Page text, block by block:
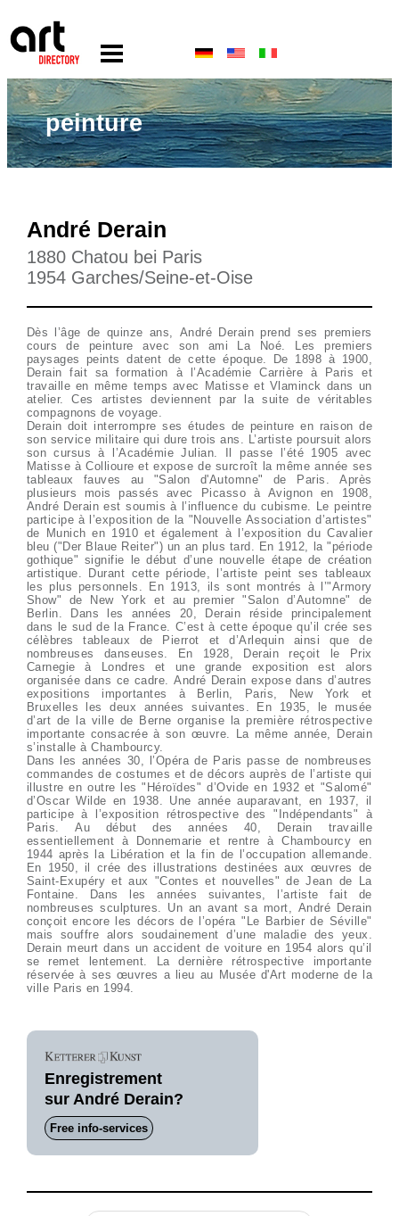
peinture
André Derain
1880 Chatou bei Paris
1954 Garches/Seine-et-Oise
Dès l’âge de quinze ans, André Derain prend ses premiers
cours de peinture avec son ami La Noé. Les premiers
paysages peints datent de cette époque. De 1898 à 1900,
Derain fait sa formation à l’Académie Carrière à Paris et
travaille en même temps avec Matisse et Vlaminck dans un
atelier. Ces artistes deviennent par la suite de véritables
compagnons de voyage.
Derain doit interrompre ses études de peinture en raison de
son service militaire qui dure trois ans. L’artiste poursuit alors
son cursus à l’Académie Julian. Il passe l’été 1905 avec
Matisse à Collioure et expose de surcroît la même année ses
tableaux fauves au "Salon d'Automne" de Paris. Après
plusieurs mois passés avec Picasso à Avignon en 1908,
André Derain est soumis à l’influence du cubisme. Le peintre
participe à l’exposition de la "Nouvelle Association d’artistes"
de Munich en 1910 et également à l’exposition du Cavalier
bleu ("Der Blaue Reiter") un an plus tard. En 1912, la "période
gothique" signifie le début d’une nouvelle étape de création
artistique. Durant cette période, l’artiste peint ses tableaux
les plus personnels. En 1913, ils sont montrés à l’"Armory
Show" de New York et au premier "Salon d’Automne" de
Berlin. Dans les années 20, Derain réside principalement
dans le sud de la France. C’est à cette époque qu’il crée ses
célèbres tableaux de Pierrot et d’Arlequin ainsi que de
nombreuses danseuses. En 1928, Derain reçoit le Prix
Carnegie à Londres et une grande exposition est alors
organisée dans ce cadre. André Derain expose dans d’autres
expositions importantes à Berlin, Paris, New York et
Bruxelles les deux années suivantes. En 1935, le musée
d’art de la ville de Berne organise la première rétrospective
importante consacrée à son œuvre. La même année, Derain
s’installe à Chambourcy.
Dans les années 30, l’Opéra de Paris passe de nombreuses
commandes de costumes et de décors auprès de l’artiste qui
illustre en outre les "Héroïdes" d’Ovide en 1932 et "Salomé"
d’Oscar Wilde en 1938. Une année auparavant, en 1937, il
participe à l’exposition rétrospective des "Indépendants" à
Paris. Au début des années 40, Derain travaille
essentiellement à Donnemarie et rentre à Chambourcy en
1944 après la Libération et la fin de l’occupation allemande.
En 1950, il crée des illustrations destinées aux œuvres de
Saint-Exupéry et aux "Contes et nouvelles" de Jean de La
Fontaine. Dans les années suivantes, l’artiste fait de
nombreuses sculptures. Un an avant sa mort, André Derain
conçoit encore les décors de l’opéra "Le Barbier de Séville"
mais souffre alors soudainement d’une maladie des yeux.
Derain meurt dans un accident de voiture en 1954 alors qu’il
se remet lentement. La dernière rétrospective importante
réservée à ses œuvres a lieu au Musée d'Art moderne de la
ville Paris en 1994.
Enregistrement
sur André Derain?
Free info-services